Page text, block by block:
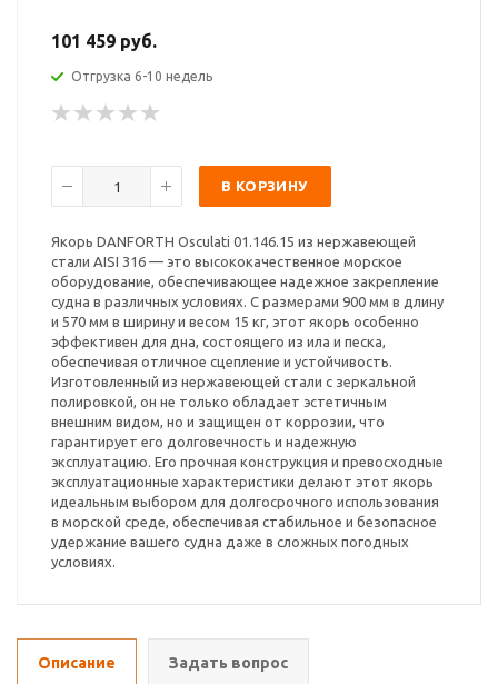
101 459 руб.
Отгрузка 6-10 недель
В КОРЗИНУ
Якорь DANFORTH Osculati 01.146.15 из нержавеющей
стали AISI 316 — это высококачественное морское
оборудование, обеспечивающее надежное закрепление
судна в различных условиях. С размерами 900 мм в длину
и 570 мм в ширину и весом 15 кг, этот якорь особенно
эффективен для дна, состоящего из ила и песка,
обеспечивая отличное сцепление и устойчивость.
Изготовленный из нержавеющей стали с зеркальной
полировкой, он не только обладает эстетичным
внешним видом, но и защищен от коррозии, что
гарантирует его долговечность и надежную
эксплуатацию. Его прочная конструкция и превосходные
эксплуатационные характеристики делают этот якорь
идеальным выбором для долгосрочного использования
в морской среде, обеспечивая стабильное и безопасное
удержание вашего судна даже в сложных погодных
условиях.
Описание Задать вопрос